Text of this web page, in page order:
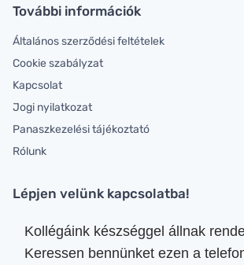
További információk
Általános szerződési feltételek
Cookie szabályzat
Kapcsolat
Jogi nyilatkozat
Panaszkezelési tájékoztató
Rólunk
Lépjen velünk kapcsolatba!
Kollégáink készséggel állnak
Keressen bennünket ezen a